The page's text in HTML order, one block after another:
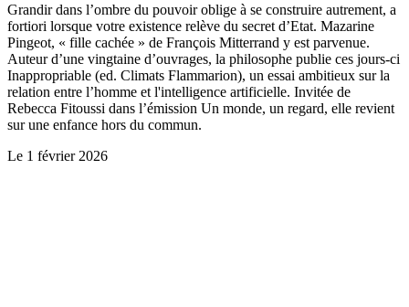
Grandir dans l’ombre du pouvoir oblige à se construire autrement, a
fortiori lorsque votre existence relève du secret d’Etat. Mazarine
Pingeot, « fille cachée » de François Mitterrand y est parvenue.
Auteur d’une vingtaine d’ouvrages, la philosophe publie ces jours-ci
Inappropriable (ed. Climats Flammarion), un essai ambitieux sur la
relation entre l’homme et l'intelligence artificielle. Invitée de
Rebecca Fitoussi dans l’émission Un monde, un regard, elle revient
sur une enfance hors du commun.
Le 1 février 2026